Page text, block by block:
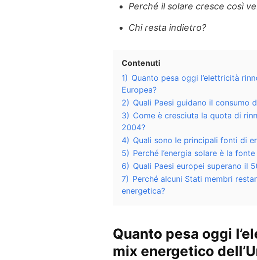
Perché il solare cresce così
Chi resta indietro?
Contenuti
1) Quanto pesa oggi l’elettricità
Europea?
2) Quali Paesi guidano il consumo
3) Come è cresciuta la quota di
2004?
4) Quali sono le principali fonti di
5) Perché l’energia solare è la
6) Quali Paesi europei superano il
7) Perché alcuni Stati membri
energetica?
Quanto pesa oggi
mix energetico